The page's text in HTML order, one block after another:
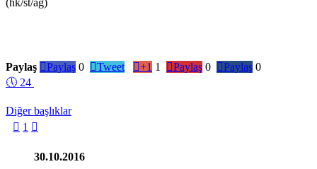
Paylaş Paylaş 0 Tweet +1 1 Paylaş 0 Paylaş 0
🕔 24
Diğer başlıklar
 1 
30.10.2016